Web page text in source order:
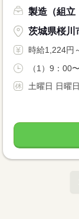
製造（組立
茨城県桜川
時給1,224円
（1）9：00
土曜日 日曜